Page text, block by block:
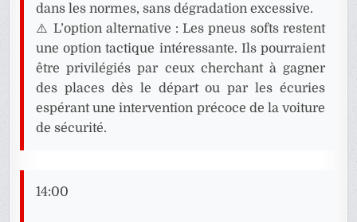
dans les normes, sans dégradation excessive.
⚠️ L’option alternative : Les pneus softs restent
une option tactique intéressante. Ils pourraient
être privilégiés par ceux cherchant à gagner
des places dès le départ ou par les écuries
espérant une intervention précoce de la voiture
de sécurité.
14:00